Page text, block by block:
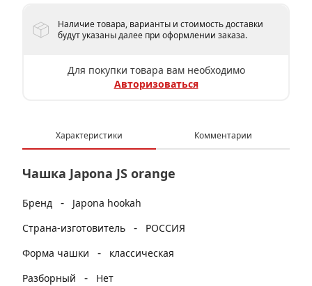
Наличие товара, варианты и стоимость доставки
будут указаны далее при оформлении заказа.
Для покупки товара вам необходимо
Авторизоваться
Характеристики Комментарии
Чашка Japona JS orange
Бренд -
Japona hookah
Страна-изготовитель
-
РОССИЯ
Форма чашки
-
классическая
Разборный
- Нет